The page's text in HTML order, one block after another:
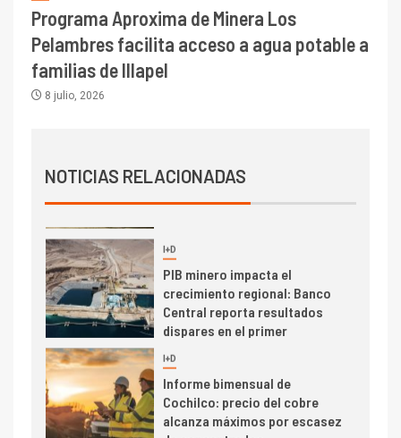
Programa Aproxima de Minera Los
Pelambres facilita acceso a agua potable a
familias de Illapel
8 julio, 2026
NOTICIAS RELACIONADAS
1 I+D
Codelco Ventanas prueba
camión 100% eléctrico para
transportar cátodos al Puerto
Producción minera en mayo de
2026 cae 10,6%
3
PIB minero impacta el
crecimiento regional: Banco
Central reporta resultados
dispares en el primer
trimestre
4
Informe bimensual de
Cochilco: precio del cobre
alcanza máximos por escasez
de concentrados